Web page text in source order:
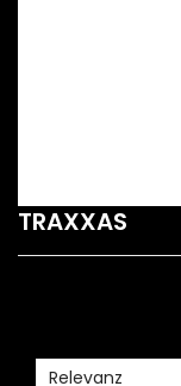
TRAXXAS
Relevanz